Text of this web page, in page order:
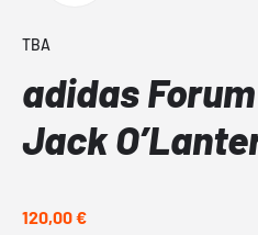
TBA
adidas
Jack
120,00 €